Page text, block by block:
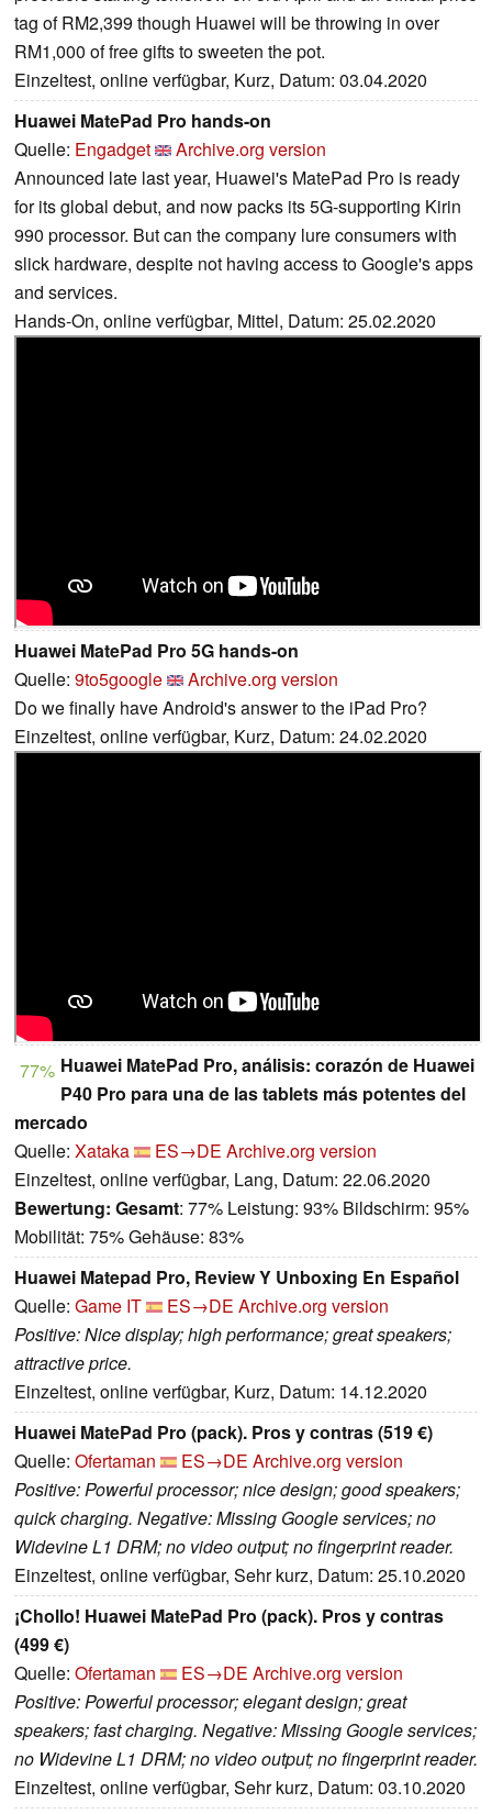
tag of RM2,399 though Huawei will be throwing in over
RM1,000 of free gifts to sweeten the pot.
Einzeltest, online verfügbar, Kurz, Datum: 03.04.2020
Huawei MatePad Pro hands-on
Quelle: Engadget
Archive.org version
Announced late last year, Huawei's MatePad Pro is ready
for its global debut, and now packs its 5G-supporting Kirin
990 processor. But can the company lure consumers with
slick hardware, despite not having access to Google's apps
and services.
Hands-On, online verfügbar, Mittel, Datum: 25.02.2020
Huawei MatePad Pro 5G hands-on
Quelle: 9to5google
Archive.org version
Do we finally have Android's answer to the iPad Pro?
Einzeltest, online verfügbar, Kurz, Datum: 24.02.2020
77% Huawei MatePad Pro, análisis: corazón de Huawei
P40 Pro para una de las tablets más potentes del
mercado
Quelle: Xataka ES→DE Archive.org version
Einzeltest, online verfügbar, Lang, Datum: 22.06.2020
Bewertung: Gesamt: 77% Leistung: 93% Bildschirm: 95%
Mobilität: 75% Gehäuse: 83%
Huawei Matepad Pro, Review Y Unboxing En Español
Quelle: Game IT ES→DE Archive.org version
Positive: Nice display; high performance; great speakers;
attractive price.
Einzeltest, online verfügbar, Kurz, Datum: 14.12.2020
Huawei MatePad Pro (pack). Pros y contras (519 €)
Quelle: Ofertaman ES→DE Archive.org version
Positive: Powerful processor; nice design; good speakers;
quick charging. Negative: Missing Google services; no
Widevine L1 DRM; no video output; no fingerprint reader.
Einzeltest, online verfügbar, Sehr kurz, Datum: 25.10.2020
¡Chollo! Huawei MatePad Pro (pack). Pros y contras
(499 €)
Quelle: Ofertaman ES→DE Archive.org version
Positive: Powerful processor; elegant design; great
speakers; fast charging. Negative: Missing Google services;
no Widevine L1 DRM; no video output; no fingerprint reader.
Einzeltest, online verfügbar, Sehr kurz, Datum: 03.10.2020